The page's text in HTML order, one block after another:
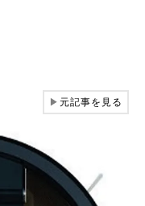
▶元記事を見る